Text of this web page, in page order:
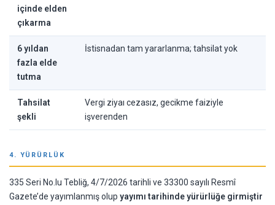
içinde elden
çıkarma
6 yıldan
fazla elde
tutma
İstisnadan tam yararlanma; tahsilat yok
Tahsilat
şekli
Vergi ziyaı cezasız, gecikme faiziyle
işverenden
4. YÜRÜRLÜK
335 Seri No.lu Tebliğ, 4/7/2026 tarihli ve 33300 sayılı Resmî
Gazete’de yayımlanmış olup yayımı tarihinde yürürlüğe girmiştir